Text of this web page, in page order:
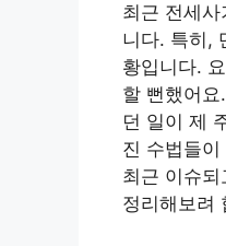
최근 전세
니다. 특히,
황입니다.
할 뻔했어요
던 일이 제
진 수법들이
최근 이슈
정리해보려